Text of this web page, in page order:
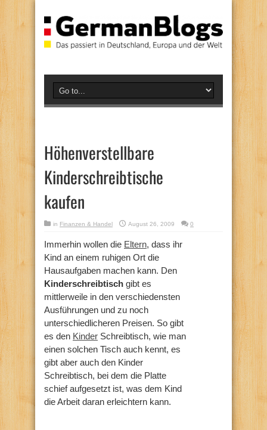
Höhenverstellbare
Kinderschreibtische
kaufen
in Finanzen & Handel August 26, 2009 0
Immerhin wollen die Eltern, dass ihr
Kind an einem ruhigen Ort die
Hausaufgaben machen kann. Den
Kinderschreibtisch gibt es
mittlerweile in den verschiedensten
Ausführungen und zu noch
unterschiedlicheren Preisen. So gibt
es den Kinder Schreibtisch, wie man
einen solchen Tisch auch kennt, es
gibt aber auch den Kinder
Schreibtisch, bei dem die Platte
schief aufgesetzt ist, was dem Kind
die Arbeit daran erleichtern kann.